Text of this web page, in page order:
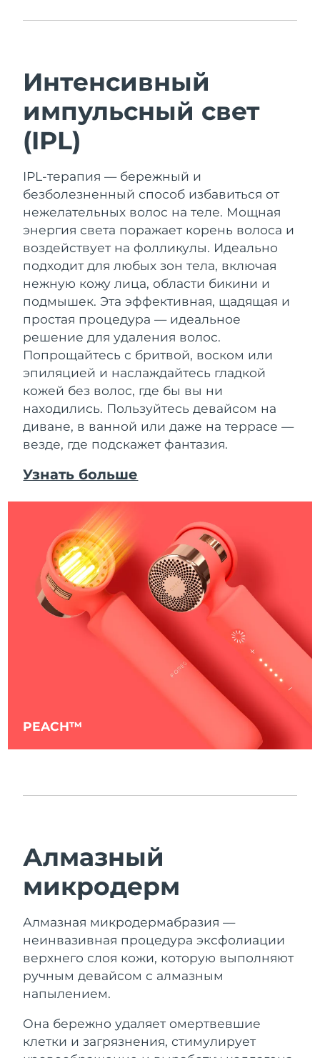
Интенсивный
импульсный свет
(IPL)
IPL-терапия — бережный и
безболезненный способ избавиться от
нежелательных волос на теле. Мощная
энергия света поражает корень волоса и
воздействует на фолликулы. Идеально
подходит для любых зон тела, включая
нежную кожу лица, области бикини и
подмышек.Эта эффективная, щадящая и
простая процедура — идеальное
решение для удаления волос.
Попрощайтесь с бритвой, воском или
эпиляцией и наслаждайтесь гладкой
кожей без волос, где бы вы ни
находились. Пользуйтесь девайсом на
диване, в ванной или даже на террасе —
везде, где подскажет фантазия.
Узнать больше
PEACH™
Алмазный
микродерм
Алмазная микродермабразия —
неинвазивная процедура эксфолиации
верхнего слоя кожи, которую выполняют
ручным девайсом с алмазным
напылением.
Она бережно удаляет омертвевшие
клетки и загрязнения, стимулирует
Ожидаемая дата доставки
Турция
ОАЭ
Ожидаемая дата доставки
30/1/2026
Великобритания
Соединенные
Штаты
Ожидаемая дата доставки
30/1/2026
Узбекистан
Ожидаемая дата доставки
3/2/2026
Вьетнам
Ожидаемая дата доставки
4/2/2026